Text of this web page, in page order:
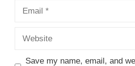
Save my name, email, and